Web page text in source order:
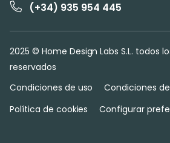
(+34) 935 954 445
2025 © Home Design Labs S.L. todos
reservados
Condiciones de uso
Condiciones
Política de cookies
Configurar